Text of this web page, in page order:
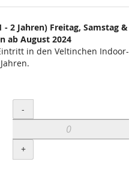
2 Jahren) Freitag, Samstag &
ab August 2024
in den Veltinchen Indoor-
Menge
-
+